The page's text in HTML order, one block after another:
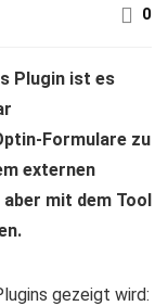
0
Plugin ist es
Formulare zu
externen
mit dem Tool
gezeigt wird: